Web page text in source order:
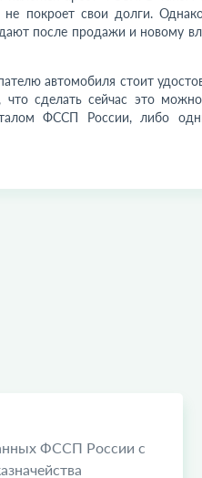
покроет свои долги.
после продажи и новому
автомобиля стоит
что сделать сейчас это
ФССП России, либо
ФССП России с